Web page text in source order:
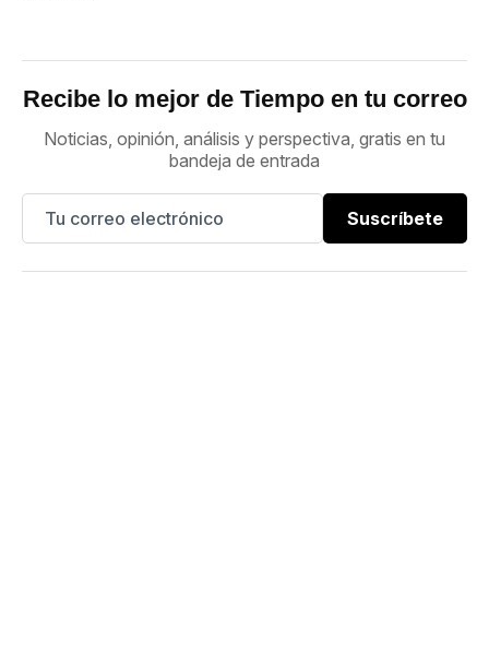
Recibe lo mejor de Tiempo en tu correo
Noticias, opinión, análisis y perspectiva, gratis en tu
bandeja de entrada
Suscríbete